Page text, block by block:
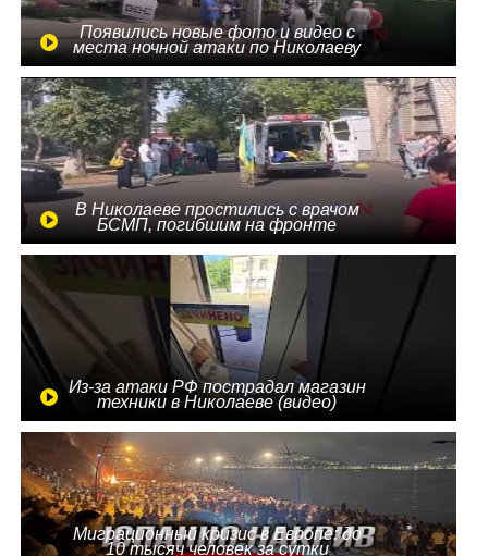
Появились новые фото и видео с
места ночной атаки по Николаеву
В Николаеве простились с врачом
БСМП, погибшим на фронте
Из-за атаки РФ пострадал магазин
техники в Николаеве (видео)
Миграционный кризис в Европе: до
10 тысяч человек за сутки